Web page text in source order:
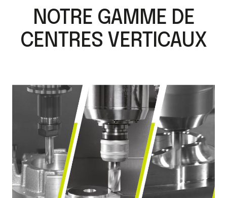
NOTRE GAMME DE
CENTRES VERTICAUX